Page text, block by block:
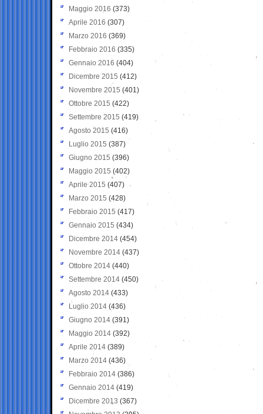
Maggio 2016 (373)
Aprile 2016 (307)
Marzo 2016 (369)
Febbraio 2016 (335)
Gennaio 2016 (404)
Dicembre 2015 (412)
Novembre 2015 (401)
Ottobre 2015 (422)
Settembre 2015 (419)
Agosto 2015 (416)
Luglio 2015 (387)
Giugno 2015 (396)
Maggio 2015 (402)
Aprile 2015 (407)
Marzo 2015 (428)
Febbraio 2015 (417)
Gennaio 2015 (434)
Dicembre 2014 (454)
Novembre 2014 (437)
Ottobre 2014 (440)
Settembre 2014 (450)
Agosto 2014 (433)
Luglio 2014 (436)
Giugno 2014 (391)
Maggio 2014 (392)
Aprile 2014 (389)
Marzo 2014 (436)
Febbraio 2014 (386)
Gennaio 2014 (419)
Dicembre 2013 (367)